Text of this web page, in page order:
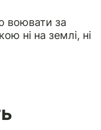
воювати за
ні на землі, ні